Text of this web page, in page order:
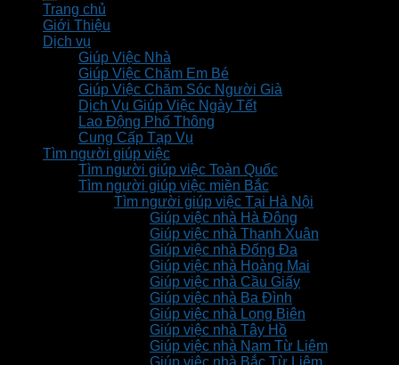
Trang chủ
Giới Thiệu
Dịch vụ
Giúp Việc Nhà
Giúp Việc Chăm Em Bé
Giúp Việc Chăm Sóc Người Già
Dịch Vụ Giúp Việc Ngày Tết
Lao Động Phổ Thông
Cung Cấp Tạp Vụ
Tìm người giúp việc
Tìm người giúp việc Toàn Quốc
Tìm người giúp việc miền Bắc
Tìm người giúp việc Tại Hà Nội
Giúp việc nhà Hà Đông
Giúp việc nhà Thanh Xuân
Giúp việc nhà Đống Đa
Giúp việc nhà Hoàng Mai
Giúp việc nhà Cầu Giấy
Giúp việc nhà Ba Đình
Giúp việc nhà Long Biên
Giúp việc nhà Tây Hồ
Giúp việc nhà Nam Từ Liêm
Giúp việc nhà Bắc Từ Liêm